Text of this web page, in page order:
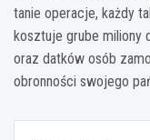
tanie operacje, każdy
kosztuje grube miliony
oraz datków osób
obronności swojego